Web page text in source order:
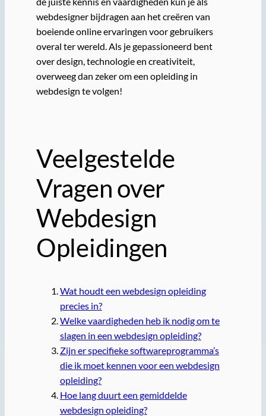
webdesigner bijdragen aan het creëren van
boeiende online ervaringen voor gebruikers
overal ter wereld. Als je gepassioneerd bent
over design, technologie en creativiteit,
overweeg dan zeker om een opleiding in
webdesign te volgen!
Veelgestelde
Vragen over
Webdesign
Opleidingen
Wat houdt een webdesign opleiding
precies in?
Welke vaardigheden heb ik nodig om te
slagen in een webdesign opleiding?
Zijn er specifieke softwareprogramma’s
die ik moet kennen voor een webdesign
opleiding?
Hoe lang duurt een gemiddelde
webdesign opleiding?